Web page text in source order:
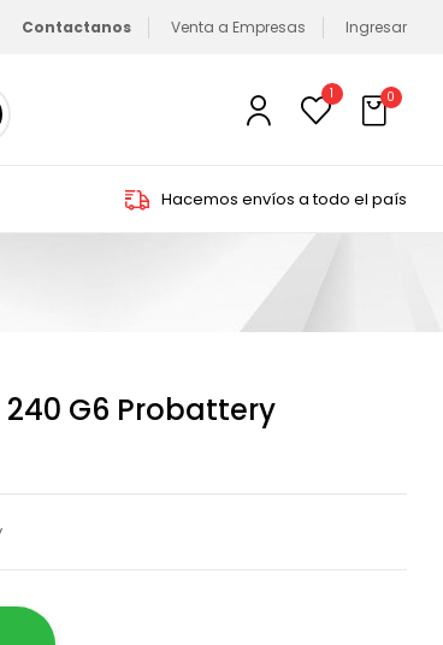
Contactanos Venta a Empresas Ingresar
1 0
Hacemos envíos a todo el país
G6 Probattery